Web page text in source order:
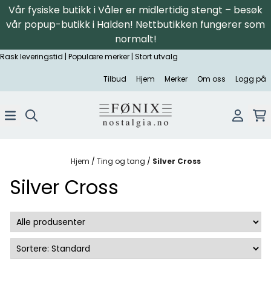
Hopp til innhold
Vår fysiske butikk i Våler er midlertidig stengt – besøk
vår popup-butikk i Halden! Nettbutikken fungerer som
normalt!
Rask leveringstid | Populære merker | Stort utvalg
Tilbud Hjem Merker Om oss Logg på
Hjem / Ting og tang / Silver Cross
Silver Cross